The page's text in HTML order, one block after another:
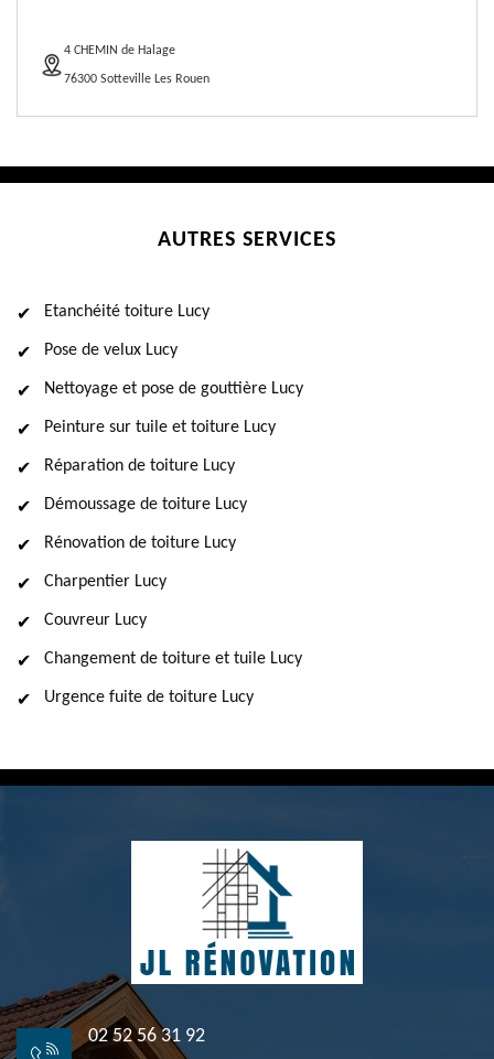
4 CHEMIN de Halage
76300 Sotteville Les Rouen
AUTRES SERVICES
Etanchéité toiture Lucy
Pose de velux Lucy
Nettoyage et pose de gouttière Lucy
Peinture sur tuile et toiture Lucy
Réparation de toiture Lucy
Démoussage de toiture Lucy
Rénovation de toiture Lucy
Charpentier Lucy
Couvreur Lucy
Changement de toiture et tuile Lucy
Urgence fuite de toiture Lucy
02 52 56 31 92